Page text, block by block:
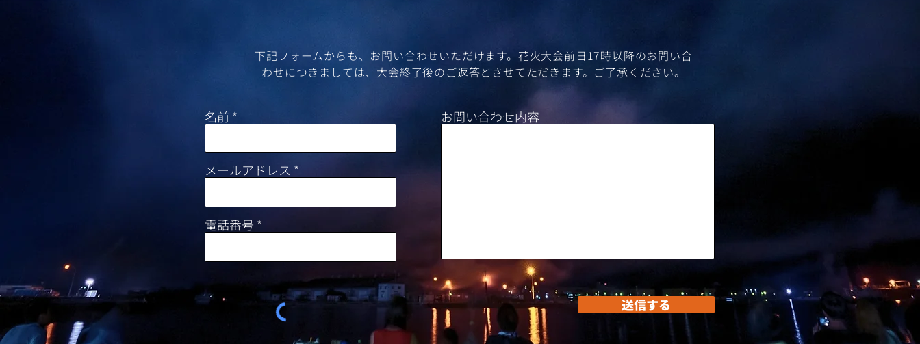
​下記フォームからも、お問い合わせいただけます。花火大会前日17時以降のお問い合
わせにつきましては、​大会終了後のご返答とさせてただきます。ご了承ください。
名前
メールアドレス
電話番号
お問い合わせ内容
送信する